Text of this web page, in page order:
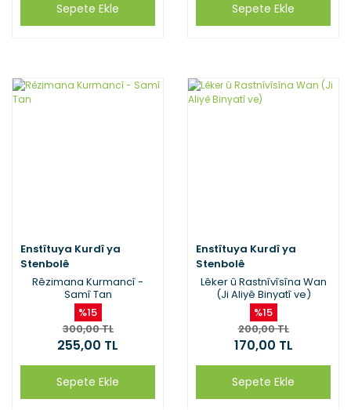
Sepete Ekle Sepete Ekle
Enstîtuya Kurdî ya
Stenbolê
Rêzimana Kurmancî -
Samî Tan
%15
300,00 TL
255,00 TL
Sepete Ekle
Enstîtuya Kurdî ya
Stenbolê
Lêker û Rastnîvîsîna Wan
(Ji Aliyê Binyatî ve)
%15
200,00 TL
170,00 TL
Sepete Ekle